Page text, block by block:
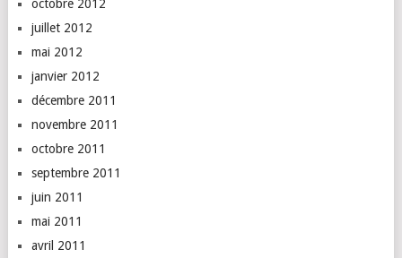
octobre 2012
juillet 2012
mai 2012
janvier 2012
décembre 2011
novembre 2011
octobre 2011
septembre 2011
juin 2011
mai 2011
avril 2011